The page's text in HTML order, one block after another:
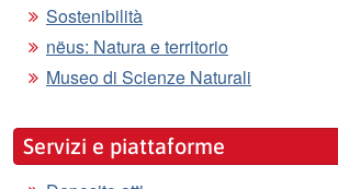
Sostenibilità
nëus: Natura e territorio
Museo di Scienze Naturali
Servizi e piattaforme